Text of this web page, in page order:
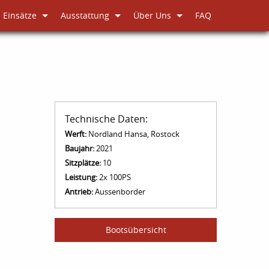
Einsätze Ausstattung Über Uns FAQ
Technische Daten:
Werft: Nordland Hansa, Rostock
Baujahr:2021
Sitzplätze: 10
Leistung:2x 100PS
Antrieb:Aussenborder
Bootsübersicht